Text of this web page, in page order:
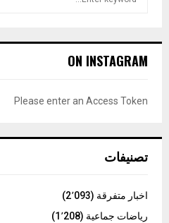
h
o
ON INSTAGRAM
Please enter an Access Token
تصنيفات
اخبار متفرقة (2٬093)
رياضات جماعية (1٬208)